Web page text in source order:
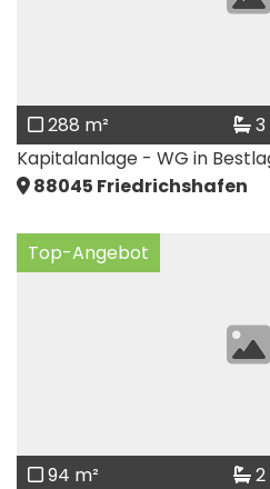
288 m² 3
Kapitalanlage - WG in
88045 Friedrichshafen
Top-Angebot
94 m² 2